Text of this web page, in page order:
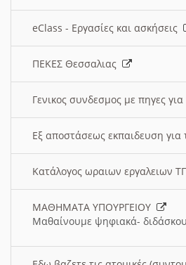
eClass - Εργασίες και ασκήσεις
ΠΕΚΕΣ Θεσσαλιας
Γενικος συνδεσμος με πηγες
Εξ αποστάσεως εκπαιδευση
Κατάλογος ωραιων εργαλειων
ΜΑΘΗΜΑΤΑ ΥΠΟΥΡΓΕΙΟΥ
Μαθαίνουμε ψηφιακά-